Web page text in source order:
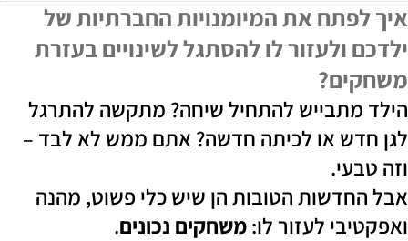
איך לפתח את המיומנויות החברתיות של
ילדכם ולעזור לו להסתגל לשינויים בעזרת
משחקים?
הילד מתבייש להתחיל שיחה? מתקשה להתרגל
לגן חדש או לכיתה חדשה? אתם ממש לא לבד –
וזה טבעי.
אבל החדשות הטובות הן שיש כלי פשוט, מהנה
ואפקטיבי לעזור לו:משחקים נכונים.